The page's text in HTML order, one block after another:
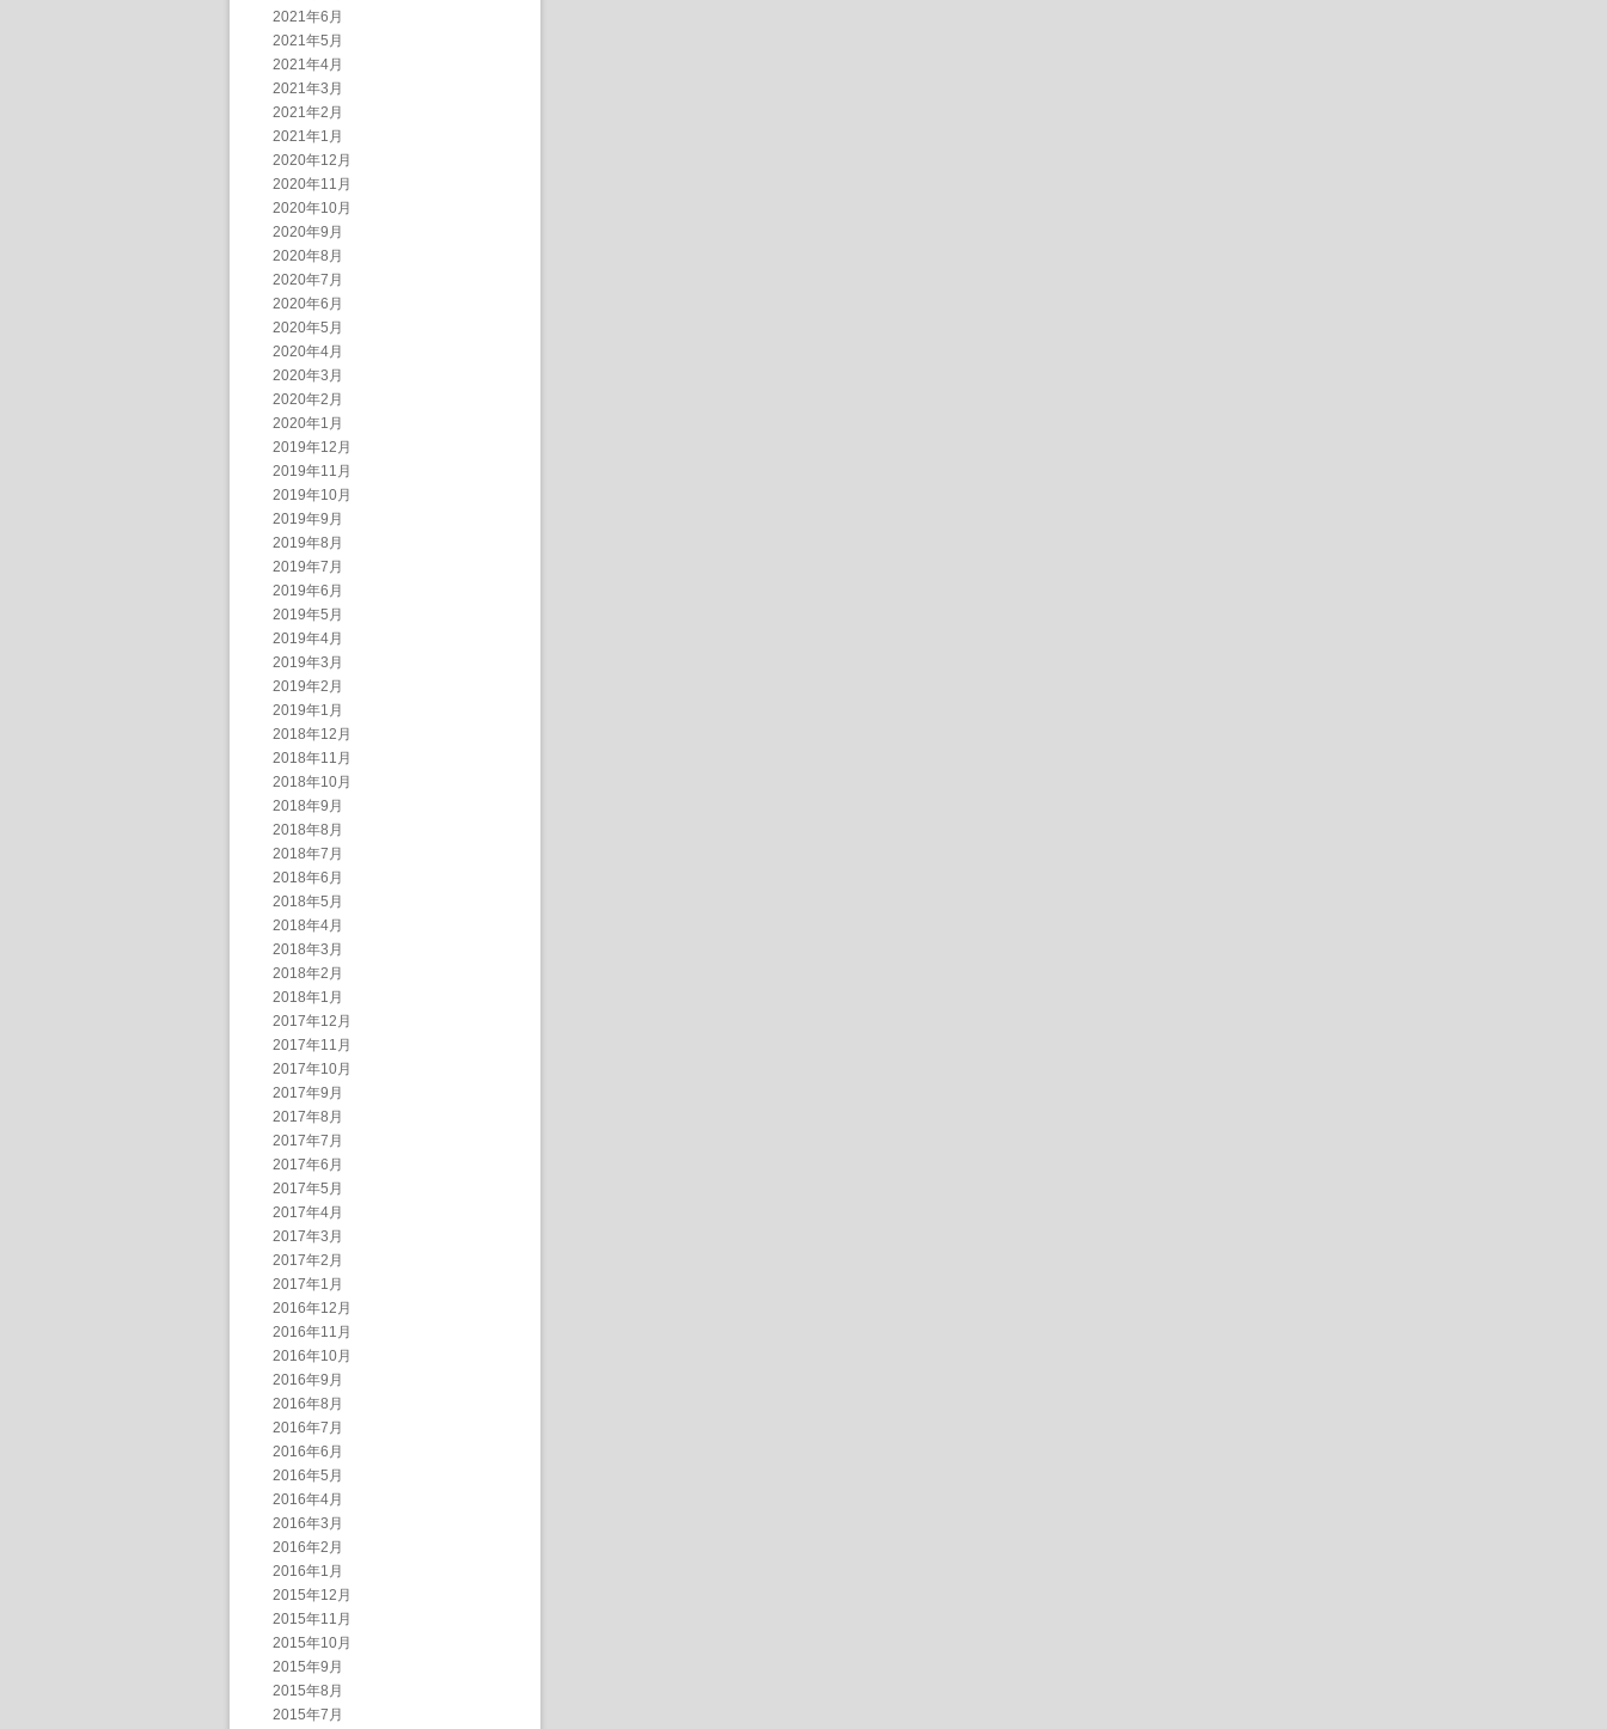
2021年6月
2021年5月
2021年4月
2021年3月
2021年2月
2021年1月
2020年12月
2020年11月
2020年10月
2020年9月
2020年8月
2020年7月
2020年6月
2020年5月
2020年4月
2020年3月
2020年2月
2020年1月
2019年12月
2019年11月
2019年10月
2019年9月
2019年8月
2019年7月
2019年6月
2019年5月
2019年4月
2019年3月
2019年2月
2019年1月
2018年12月
2018年11月
2018年10月
2018年9月
2018年8月
2018年7月
2018年6月
2018年5月
2018年4月
2018年3月
2018年2月
2018年1月
2017年12月
2017年11月
2017年10月
2017年9月
2017年8月
2017年7月
2017年6月
2017年5月
2017年4月
2017年3月
2017年2月
2017年1月
2016年12月
2016年11月
2016年10月
2016年9月
2016年8月
2016年7月
2016年6月
2016年5月
2016年4月
2016年3月
2016年2月
2016年1月
2015年12月
2015年11月
2015年10月
2015年9月
2015年8月
2015年7月